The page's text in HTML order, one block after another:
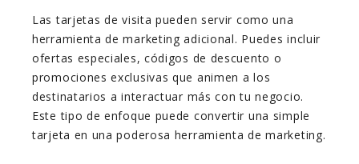
Las tarjetas de visita pueden servir como una
herramienta de marketing adicional. Puedes incluir
ofertas especiales, códigos de descuento o
promociones exclusivas que animen a los
destinatarios a interactuar más con tu negocio.
Este tipo de enfoque puede convertir una simple
tarjeta en una poderosa herramienta de marketing.